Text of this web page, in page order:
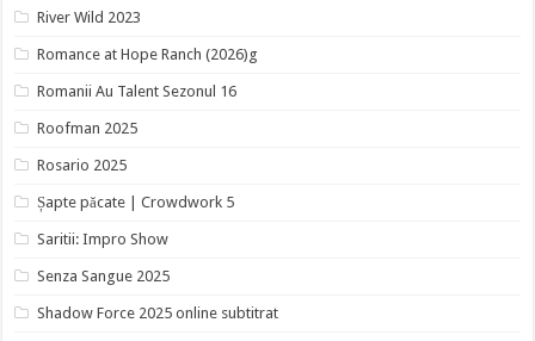
River Wild 2023
Romance at Hope Ranch (2026)g
Romanii Au Talent Sezonul 16
Roofman 2025
Rosario 2025
Șapte păcate | Crowdwork 5
Saritii: Impro Show
Senza Sangue 2025
Shadow Force 2025 online subtitrat